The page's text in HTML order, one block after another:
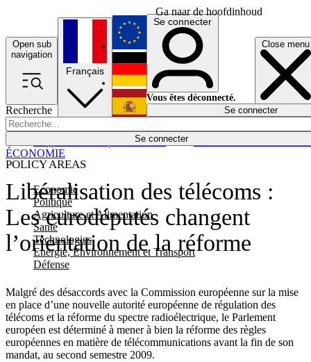
Ga naar de hoofdinhoud
Open sub
navigation
Close menu
Recherche
Se connecter
POLICY AREAS
Economie
Politique
Agriculture et Alimentation
Santé
Technologies
Energie, Environnement et Transport
Défense
Économie
Français
English
Deutsch
Español
Se connecter
Vous êtes déconnecté.
Se connecter
Libéralisation des télécoms :
Les eurodéputés changent
l’orientation de la réforme
Malgré des désaccords avec la Commission européenne sur la mise
en place d’une nouvelle autorité européenne de régulation des
télécoms et la réforme du spectre radioélectrique, le Parlement
européen est déterminé à mener à bien la réforme des règles
européennes en matière de télécommunications avant la fin de son
mandat, au second semestre 2009.
ÉCONOMIE